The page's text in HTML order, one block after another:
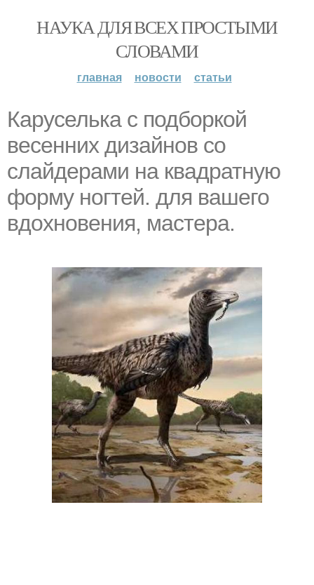
НАУКА ДЛЯ ВСЕХ ПРОСТЫМИ
СЛОВАМИ
главная новости статьи
Каруселька с подборкой
весенних дизайнов со
слайдерами на квадратную
форму ногтей. для вашего
вдохновения, мастера.